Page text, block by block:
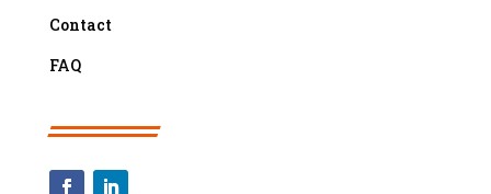
Contact
FAQ